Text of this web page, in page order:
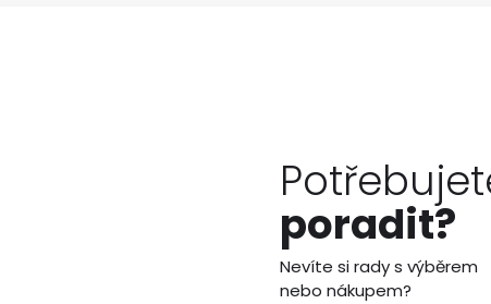
poradit?
Nevíte si rady s výběrem
nebo nákupem?